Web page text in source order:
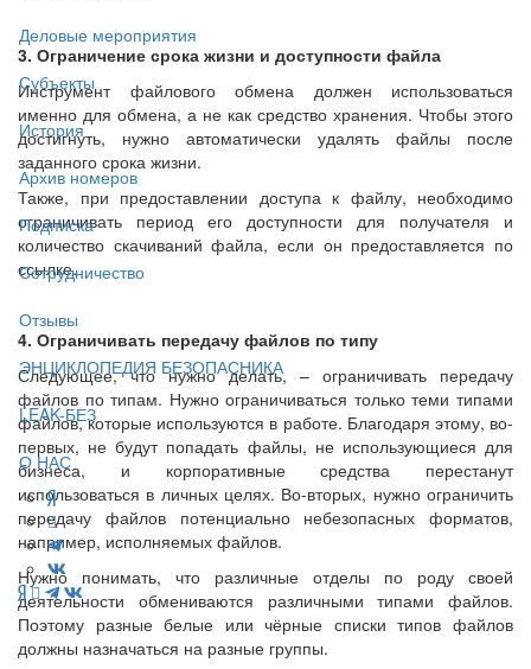
Деловые мероприятия
Субъекты
История
Архив номеров
Подписка
Сотрудничество
Отзывы
ЭНЦИКЛОПЕДИЯ БЕЗОПАСНИКА
LEAK-БЕЗ
О НАС
3. Ограничение срока жизни и доступности файла
Инструмент файлового обмена должен использоваться
именно для обмена, а не как средство хранения. Чтобы этого
достигнуть, нужно автоматически удалять файлы после
заданного срока жизни.
Также, при предоставлении доступа к файлу, необходимо
ограничивать период его доступности для получателя и
количество скачиваний файла, если он предоставляется по
ссылке.
4. Ограничивать передачу файлов по типу
Следующее, что нужно делать, – ограничивать передачу
файлов по типам. Нужно ограничиваться только теми типами
файлов, которые используются в работе. Благодаря этому, во-
первых, не будут попадать файлы, не использующиеся для
бизнеса, и корпоративные средства перестанут
использоваться в личных целях. Во-вторых, нужно ограничить
передачу файлов потенциально небезопасных форматов,
например, исполняемых файлов.
Нужно понимать, что различные отделы по роду своей
деятельности обмениваются различными типами файлов.
Поэтому разные белые или чёрные списки типов файлов
должны назначаться на разные группы.